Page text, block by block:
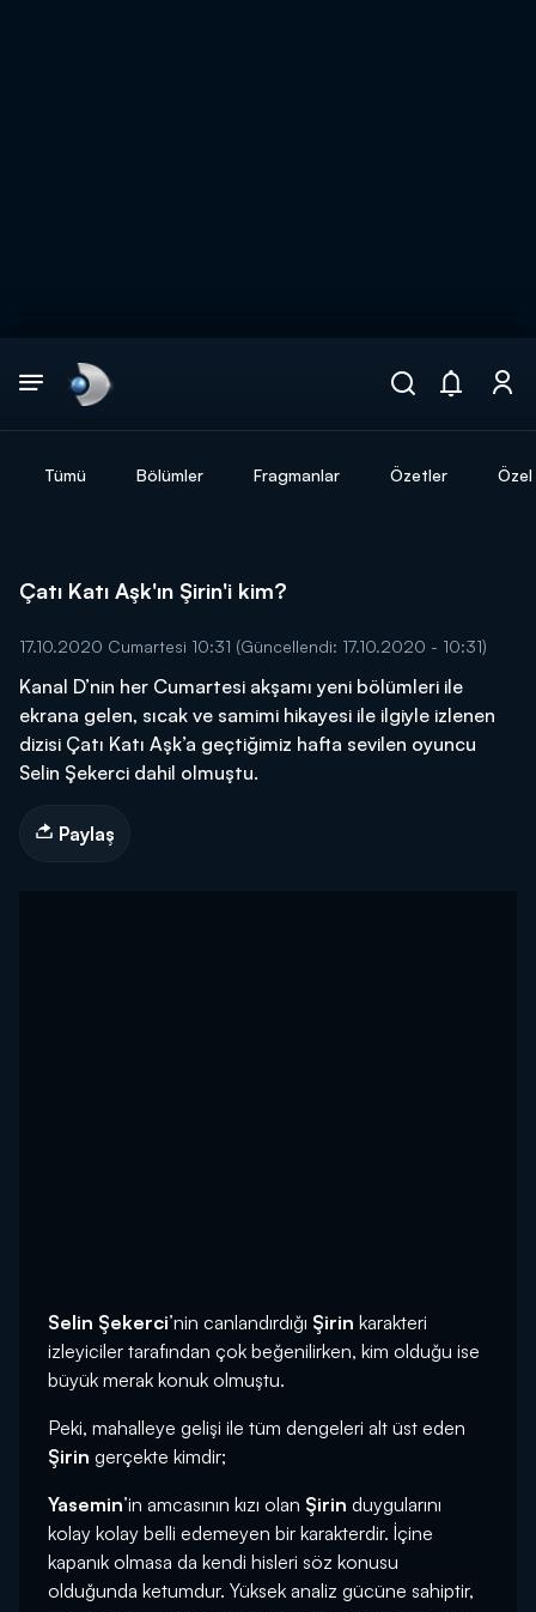
Tümü Bölümler Fragmanlar Özetler
Çatı Katı Aşk'ın Şirin'i kim?
17.10.2020 Cumartesi 10:31 (Güncellendi: 17.10.2020 - 10:31)
Kanal D’nin her Cumartesi akşamı yeni bölümleri ile
ekrana gelen, sıcak ve samimi hikayesi ile ilgiyle izlenen
dizisi Çatı Katı Aşk’a geçtiğimiz hafta sevilen oyuncu
Selin Şekerci dahil olmuştu.
Paylaş
Selin Şekerci’nin canlandırdığı Şirin karakteri
izleyiciler tarafından çok beğenilirken, kim olduğu ise
büyük merak konuk olmuştu.
Peki, mahalleye gelişi ile tüm dengeleri alt üst eden
Şirin gerçekte kimdir;
Yasemin’in amcasının kızı olan Şirin duygularını
kolay kolay belli edemeyen bir karakterdir. İçine
kapanık olmasa da kendi hisleri söz konusu
olduğunda ketumdur. Yüksek analiz gücüne sahiptir,